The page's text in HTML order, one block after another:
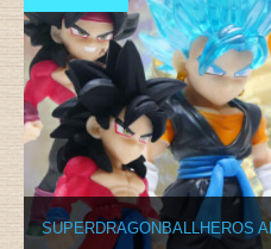
SUPERDRAGONBALLHEROS